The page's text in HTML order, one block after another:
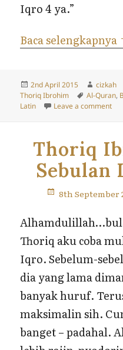
Iqro 4 ya.”
Baca selengkapnya
Posted
on
2nd April 2015 Author
cizkah
Thoriq Ibrohim
Tags
Al-Quran,
Latin
Leave a commenton
Thoriq
Sebulan
8th September
Thoriq aku coba
Iqro. Sebelum-
dia yang lama
banyak huruf.
maksimalin sih.
banget – padahal.